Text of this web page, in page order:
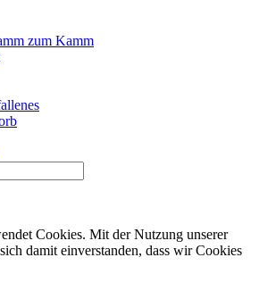
zum Kamm
Cookies. Mit der Nutzung unserer
damit einverstanden, dass wir Cookies